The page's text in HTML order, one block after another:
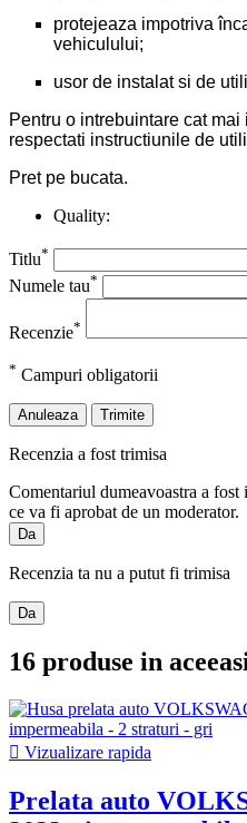
protejeaza impotriva
vehiculului;
usor de instalat si de
Pentru o intrebuintare cat
respectati instructiunile de
Pret pe bucata.
Quality:
Titlu*
Numele tau*
Recenzie*
* Campuri obligatorii
Anuleaza Trimite
Recenzia a fost trimisa
Comentariul dumeavoastra a
ce va fi aprobat de un moderator.
Da
Recenzia ta nu a putut fi trimisa
Da
16 produse in
 Vizualizare rapida
Prelata auto